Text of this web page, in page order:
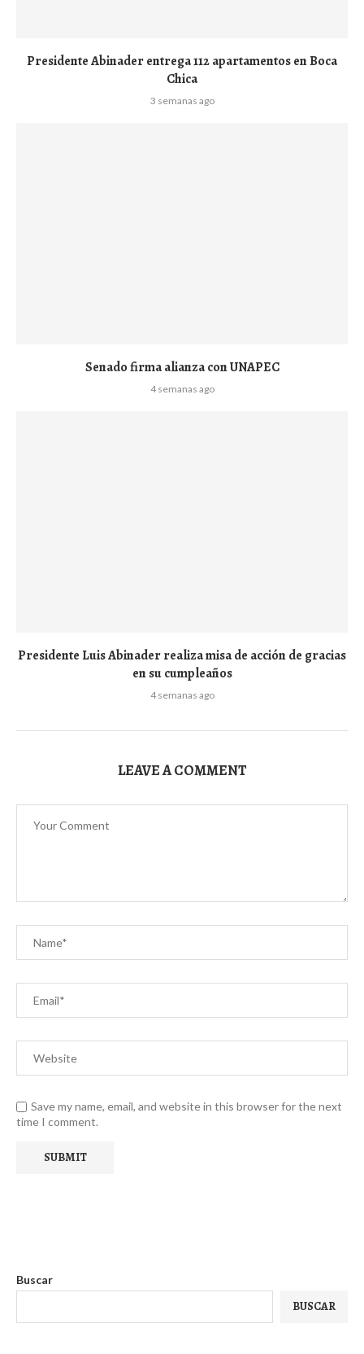
Presidente Abinader entrega 112 apartamentos en Boca
Chica
3 semanas ago
Senado firma alianza con UNAPEC
4 semanas ago
Presidente Luis Abinader realiza misa de acción de gracias
en su cumpleaños
4 semanas ago
LEAVE A COMMENT
Save my name, email, and website in this browser for the next
time I comment.
Buscar
BUSCAR